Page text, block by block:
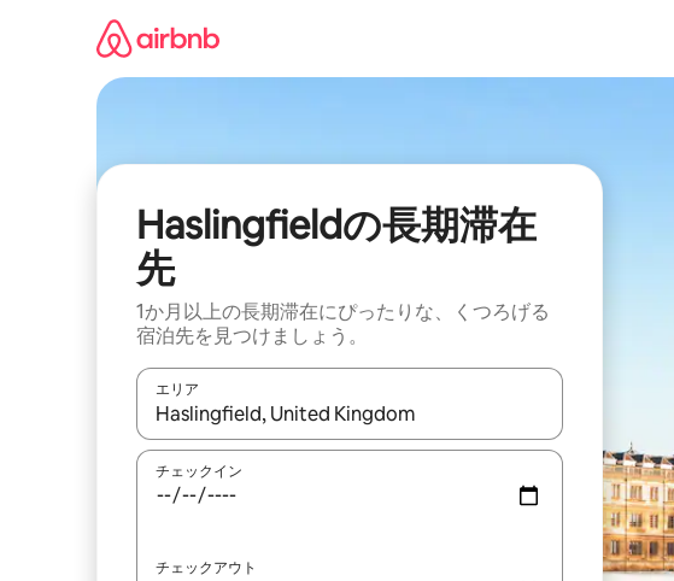
Haslingfieldの長期滞在
先
1か月以上の長期滞在にぴったりな、くつろげる
宿泊先を見つけましょう。
エリア
検索結果が表示されたら、上下の矢印キーを使って移動するか、画
チェックイン
チェックアウト